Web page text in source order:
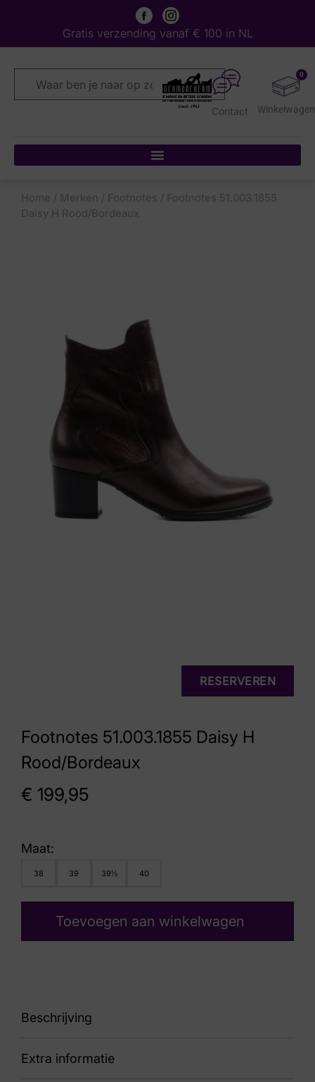
Gratis verzending vanaf € 100 in NL
0
Contact
Home / Merken / Footnotes / Footnotes 51.003.1855
Daisy H Rood/Bordeaux
Footnotes 51.003.1855 Daisy H
Rood/Bordeaux
€ 199,95
RESERVEREN
Maat:
38 39 39½ 40
Toevoegen aan winkelwagen
Beschrijving
90 51.003.1855 Daisy H
Extra informatie